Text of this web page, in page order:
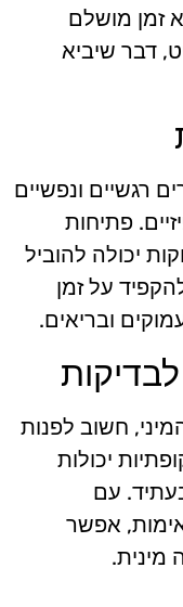
זמן מושלם
דבר שיביא
רגשיים ונפשיים
פתיחות
יכולה להוביל
על זמן
ובריאים.
חשוב לפנות
יכולות
עם
אפשר
מינית.